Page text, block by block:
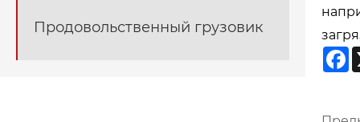
Продовольственный грузовик